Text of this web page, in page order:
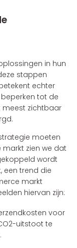
in hun
stappen
echter
tot de
meest zichtbaar
moeten
zien we dat
wordt
een trend die
markt
hiervan zijn:
voor
uitstoot te